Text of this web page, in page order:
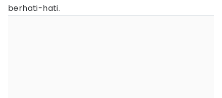
berhati-hati.